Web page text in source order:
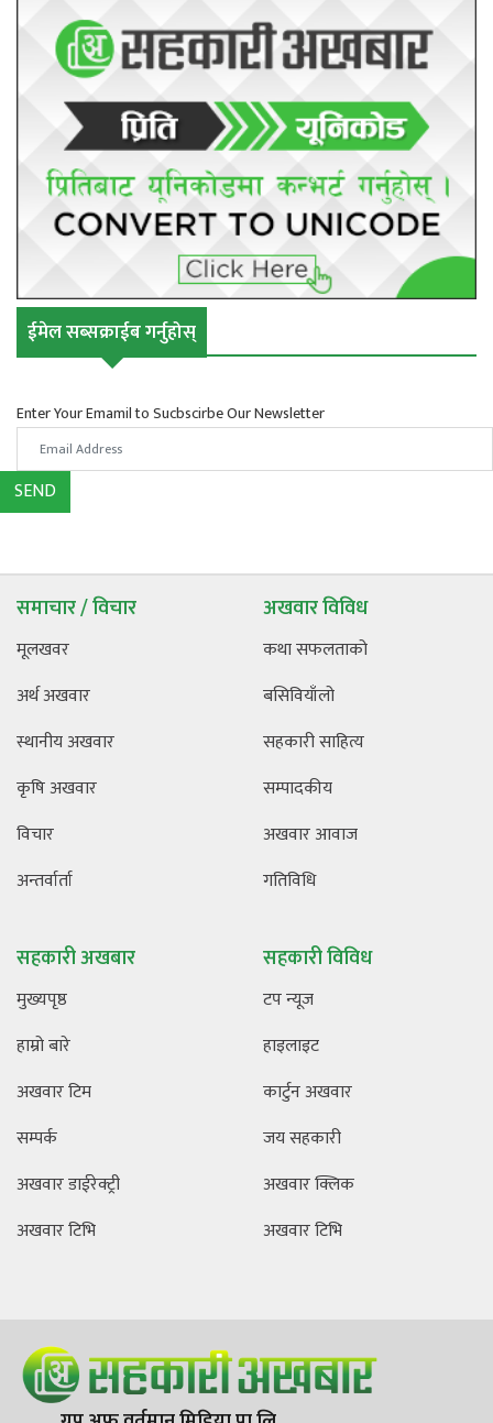
ईमेल सब्सक्राईब गर्नुहोस्
Enter Your Emamil to Sucbscirbe Our Newsletter
SEND
समाचार / विचार
मूलखवर
अर्थ अखवार
स्थानीय अखवार
कृषि अखवार
विचार
अन्तर्वार्ता
अखवार विविध
कथा सफलताको
बसिवियाँलो
सहकारी साहित्य
सम्पादकीय
अखवार आवाज
गतिविधि
सहकारी अखबार
मुख्यपृष्ठ
हाम्रो बारे
अखवार टिम
सम्पर्क
अखवार डाईरेक्ट्री
अखवार टिभि
सहकारी विविध
टप न्यूज
हाइलाइट
कार्टुन अखवार
जय सहकारी
अखवार क्लिक
अखवार टिभि